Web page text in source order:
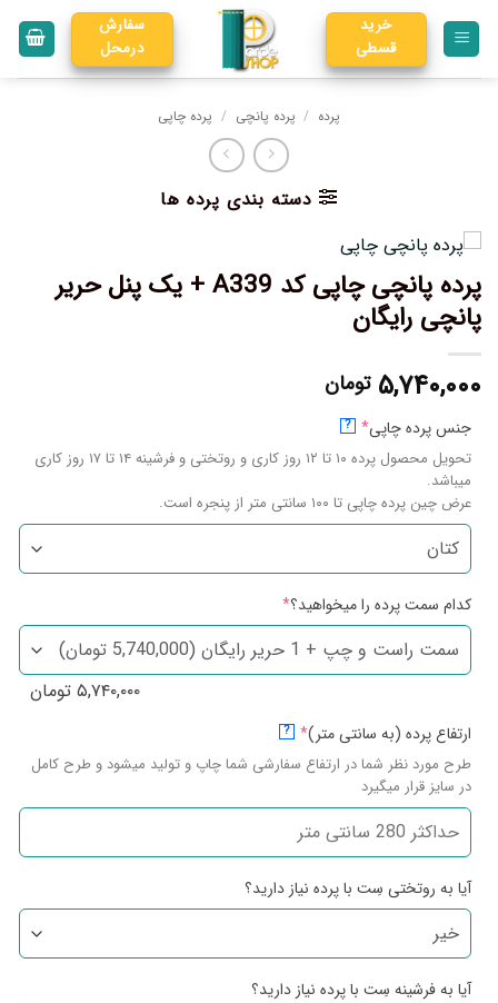
خرید
قسطی
سفارش
درمحل
پرده / پرده پانچی / پرده چاپی
دسته بندی پرده ها
پرده پانچی چاپی کد A339 + یک پنل حریر
پانچی رایگان
۵,۷۴۰,۰۰۰ تومان
جنس پرده چاپی*
?
تحویل محصول پرده ۱۰ تا ۱۲ روز کاری و روتختی و فرشینه ۱۴ تا ۱۷ روز کاری
میباشد.
عرض چین پرده چاپی تا ۱۰۰ سانتی متر از پنجره است.
کدام سمت پرده را میخواهید؟*
۵,۷۴۰,۰۰۰ تومان
ارتفاع پرده (به سانتی متر)*
?
طرح مورد نظر شما در ارتفاع سفارشی شما چاپ و تولید میشود و طرح کامل
در سایز قرار میگیرد
آیا به روتختی سِت با پرده نیاز دارید؟
آیا به فرشینه سِت با پرده نیاز دارید؟